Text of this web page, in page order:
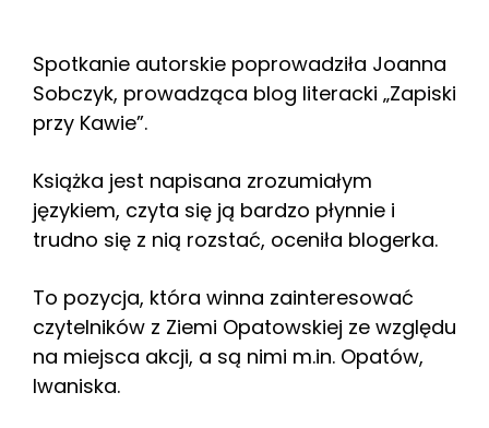
Spotkanie autorskie poprowadziła Joanna
Sobczyk, prowadząca blog literacki „Zapiski
przy Kawie”.
Książka jest napisana zrozumiałym
językiem, czyta się ją bardzo płynnie i
trudno się z nią rozstać, oceniła blogerka.
To pozycja, która winna zainteresować
czytelników z Ziemi Opatowskiej ze względu
na miejsca akcji, a są nimi m.in. Opatów,
Iwaniska.